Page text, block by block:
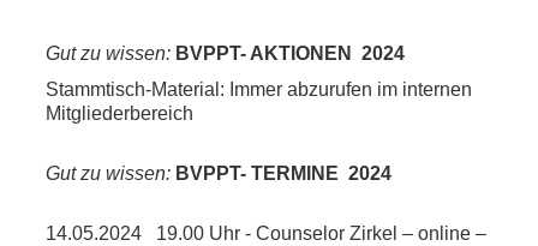
Gut zu wissen: BVPPT- AKTIONEN
2024
Stammtisch-Material: Immer abzurufen im internen
Mitgliederbereich
Gut zu wissen: BVPPT- TERMINE 2024
14.05.2024 19.00 Uhr - Counselor Zirkel – online –